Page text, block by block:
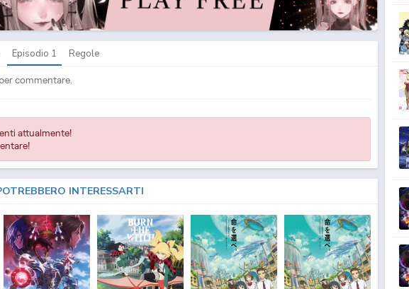
- Lista Episodi Fairy Tail the Movie: Dragon Cry SUB ITA - Lista Episodi Fairy Tail the Movie: Dragon Cry ITA
Cry Episodio 1SUB ITA - Fairy Tail the Movie: Dragon Cry Episodio
ITA - Fairy Tail the Movie: Dragon Cry
ITA - Fairy Tail the Movie: Dragon Cry Streaming Episodio
ITA - Fairy Tail the Movie: Dragon Cry Download
Episodio 1 Regole
commentare.
attualmente!
INTERESSARTI